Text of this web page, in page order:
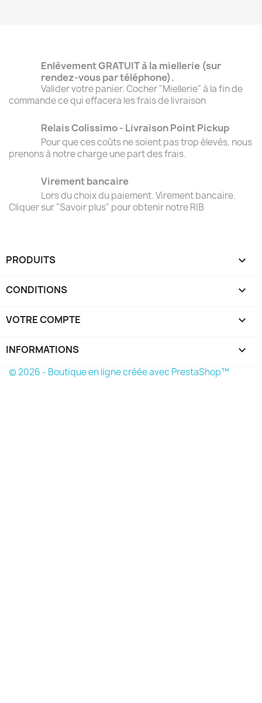
Enlèvement GRATUIT à la miellerie (sur
rendez-vous par téléphone).
Valider votre panier. Cocher "Miellerie" à la fin de
commande ce qui effacera les frais de livraison
Relais Colissimo - Livraison Point Pickup
Pour que ces coûts ne soient pas trop élevés, nous
prenons à notre charge une part des frais.
Virement bancaire
Lors du choix du paiement. Virement bancaire.
Cliquer sur "Savoir plus" pour obtenir notre RIB
PRODUITS 
CONDITIONS 
VOTRE COMPTE 
INFORMATIONS keyboard_arrow_down
© 2026 - Boutique en ligne créée avec PrestaShop™